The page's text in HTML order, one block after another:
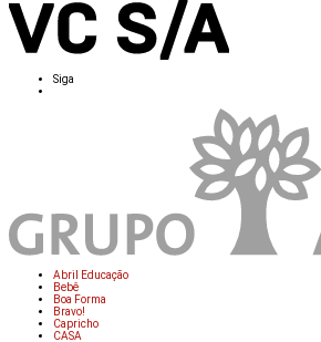
Siga
Abril Educação
Bebê
Boa Forma
Bravo!
Capricho
CASA